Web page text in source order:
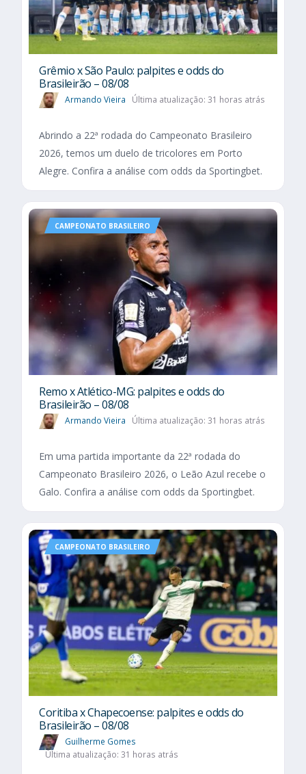
Grêmio x São Paulo: palpites e odds do
Brasileirão – 08/08
Armando Vieira Última atualização: 31 horas atrás
Abrindo a 22ª rodada do Campeonato Brasileiro
2026, temos um duelo de tricolores em Porto
Alegre. Confira a análise com odds da Sportingbet.
CAMPEONATO BRASILEIRO
Remo x Atlético-MG: palpites e odds do
Brasileirão – 08/08
Armando Vieira Última atualização: 31 horas atrás
Em uma partida importante da 22ª rodada do
Campeonato Brasileiro 2026, o Leão Azul recebe o
Galo. Confira a análise com odds da Sportingbet.
CAMPEONATO BRASILEIRO
Coritiba x Chapecoense: palpites e odds do
Brasileirão – 08/08
Guilherme Gomes
Última atualização: 31 horas atrás